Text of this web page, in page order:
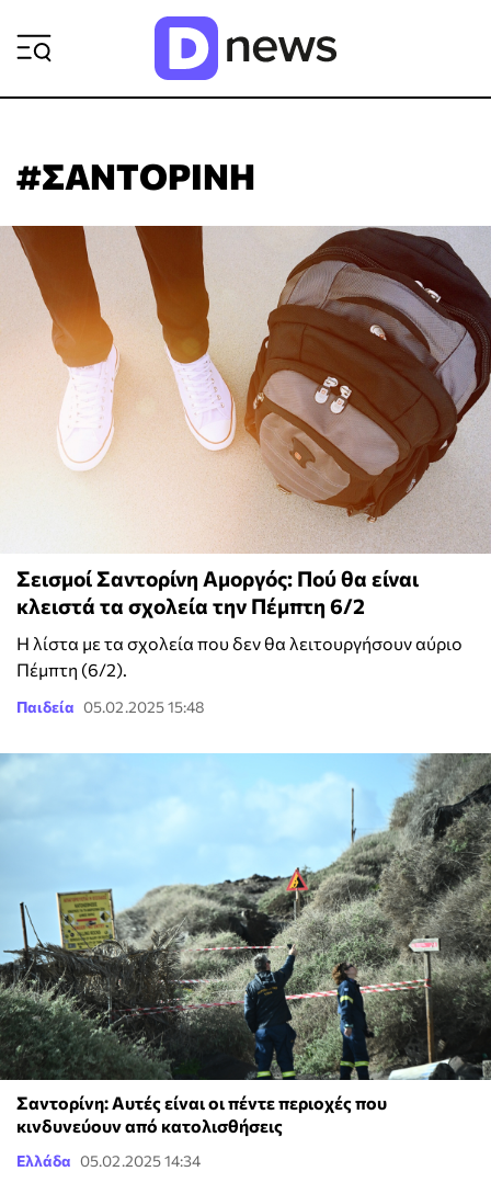
#ΣΑΝΤΟΡΙΝΗ
Σεισμοί Σαντορίνη Αμοργός: Πού θα είναι
κλειστά τα σχολεία την Πέμπτη 6/2
Η λίστα με τα σχολεία που δεν θα λειτουργήσουν αύριο
Πέμπτη (6/2).
Παιδεία 05.02.2025 15:48
Σαντορίνη: Αυτές είναι οι πέντε περιοχές που
κινδυνεύουν από κατολισθήσεις
Ελλάδα 05.02.2025 14:34